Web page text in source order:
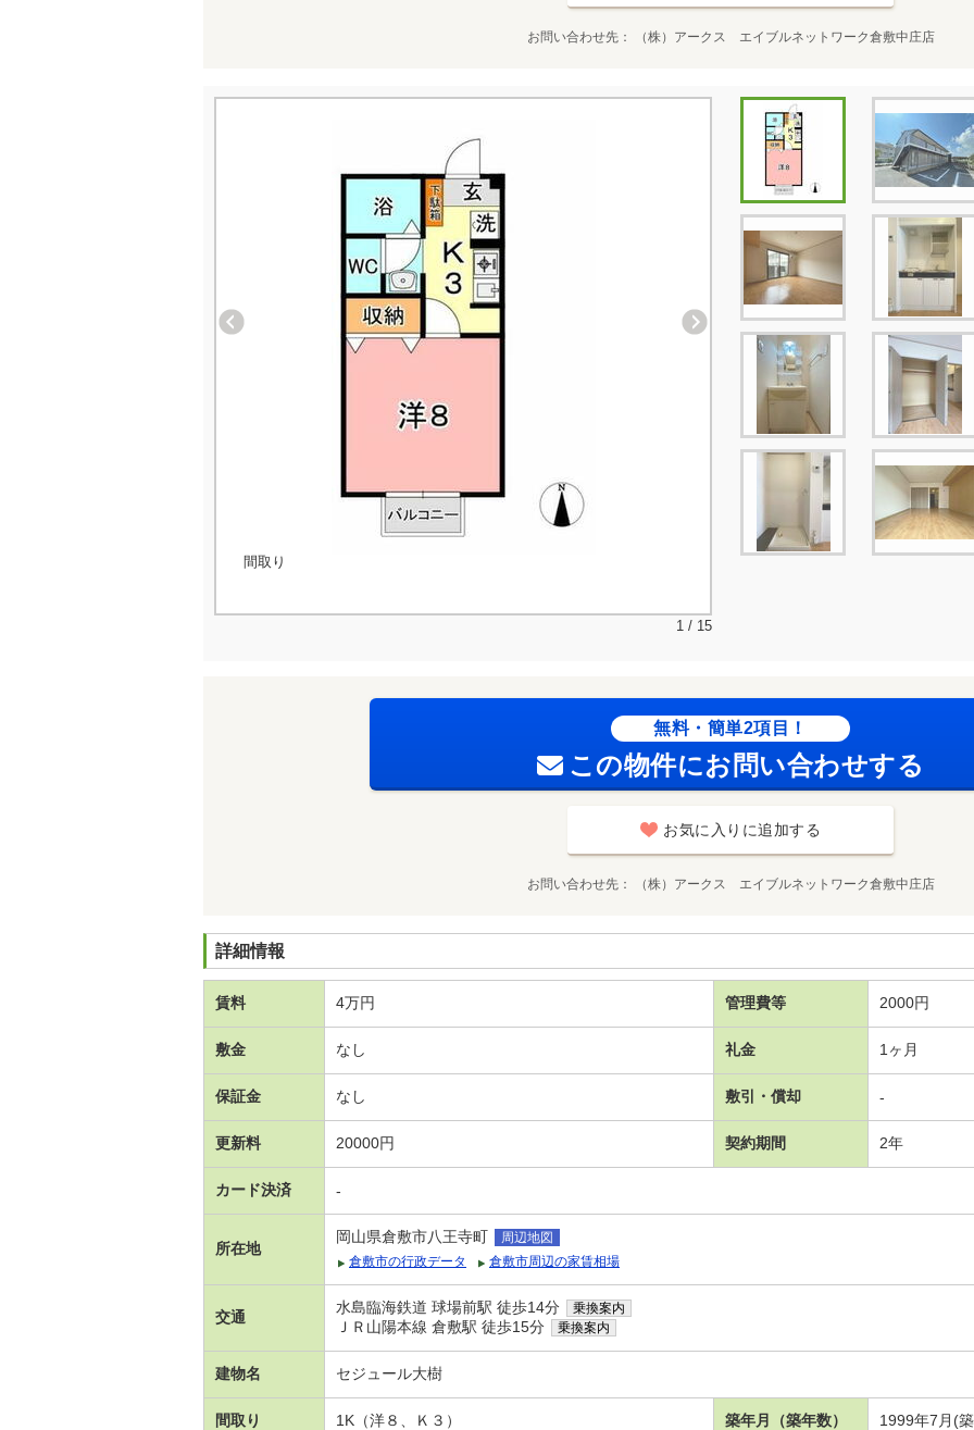
お問い合わせ先 （株）アークス エイブルネットワーク倉敷中庄店
間取り
1 / 15
無料・簡単2項目！
この物件にお問い合わせする
お気に入りに追加する
お問い合わせ先 （株）アークス エイブルネットワーク倉敷中庄店
詳細情報
賃料 4万円 管理費等 2000円
敷金 なし 礼金 1ヶ月
保証金 なし 敷引・償却 -
更新料 20000円 契約期間 2年
カード決済 -
所在地
岡山県倉敷市八王寺町
周辺地図
倉敷市の行政データ
倉敷市周辺の家賃相場
交通
水島臨海鉄道 球場前駅 徒歩14分 乗換案内
ＪＲ山陽本線 倉敷駅 徒歩15分 乗換案内
建物名 セジュール大樹
間取り 1K（洋８、Ｋ３） 築年月（築年数） 1999年7月(